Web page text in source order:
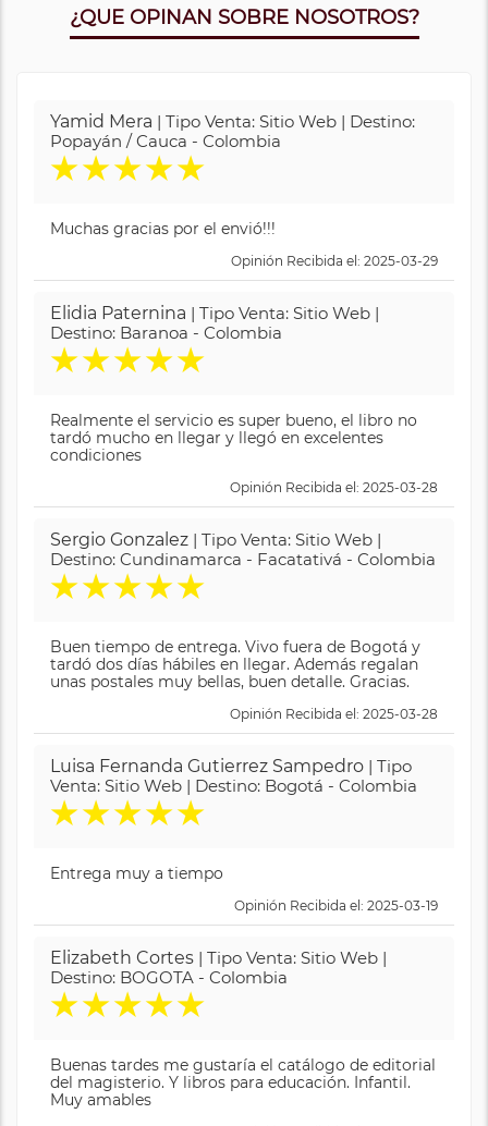
¿QUE OPINAN SOBRE NOSOTROS?
Yamid Mera | Tipo Venta: Sitio Web | Destino:
Popayán / Cauca - Colombia
★★★★★
Muchas gracias por el envió!!!
Opinión Recibida el: 2025-03-29
Elidia Paternina | Tipo Venta: Sitio Web |
Destino: Baranoa - Colombia
★★★★★
Realmente el servicio es super bueno, el libro no
tardó mucho en llegar y llegó en excelentes
condiciones
Opinión Recibida el: 2025-03-28
Sergio Gonzalez | Tipo Venta: Sitio Web |
Destino: Cundinamarca - Facatativá - Colombia
★★★★★
Buen tiempo de entrega. Vivo fuera de Bogotá y
tardó dos días hábiles en llegar. Además regalan
unas postales muy bellas, buen detalle. Gracias.
Opinión Recibida el: 2025-03-28
Luisa Fernanda Gutierrez Sampedro | Tipo
Venta: Sitio Web | Destino: Bogotá - Colombia
★★★★★
Entrega muy a tiempo
Opinión Recibida el: 2025-03-19
Elizabeth Cortes | Tipo Venta: Sitio Web |
Destino: BOGOTA - Colombia
★★★★★
Buenas tardes me gustaría el catálogo de editorial
del magisterio. Y libros para educación. Infantil.
Muy amables